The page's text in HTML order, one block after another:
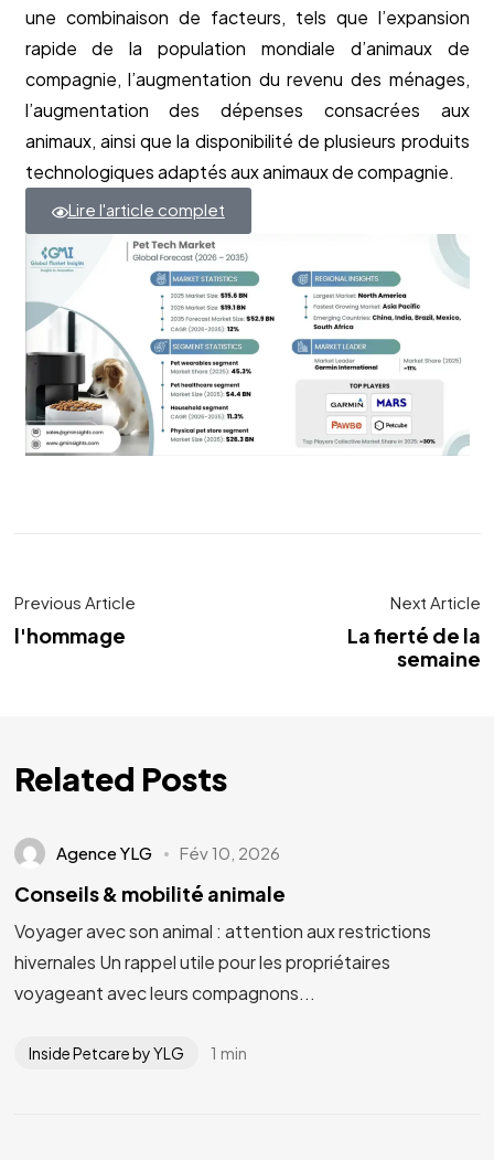
une combinaison de facteurs, tels que l’expansion
rapide de la population mondiale d’animaux de
compagnie, l’augmentation du revenu des ménages,
l’augmentation des dépenses consacrées aux
animaux, ainsi que la disponibilité de plusieurs produits
technologiques adaptés aux animaux de compagnie.
Lire l'article complet
Previous Article
l'hommage
Next Article
La fierté de la
semaine
Related Posts
Agence YLG Fév 10, 2026
Conseils & mobilité animale
Voyager avec son animal : attention aux restrictions
hivernales Un rappel utile pour les propriétaires
voyageant avec leurs compagnons...
Inside Petcare by YLG 1 min